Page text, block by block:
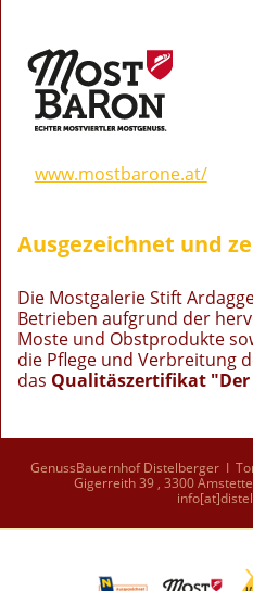
www.mostbarone.at/
Ausgezeichnet und
Die Mostgalerie Stift
Betrieben aufgrund der
Moste und Obstprodukte
die Pflege und Verbreitung
das Qualitäszertifikat
GenussBauernhof Distelberger I
Gigerreith 39 , 3300